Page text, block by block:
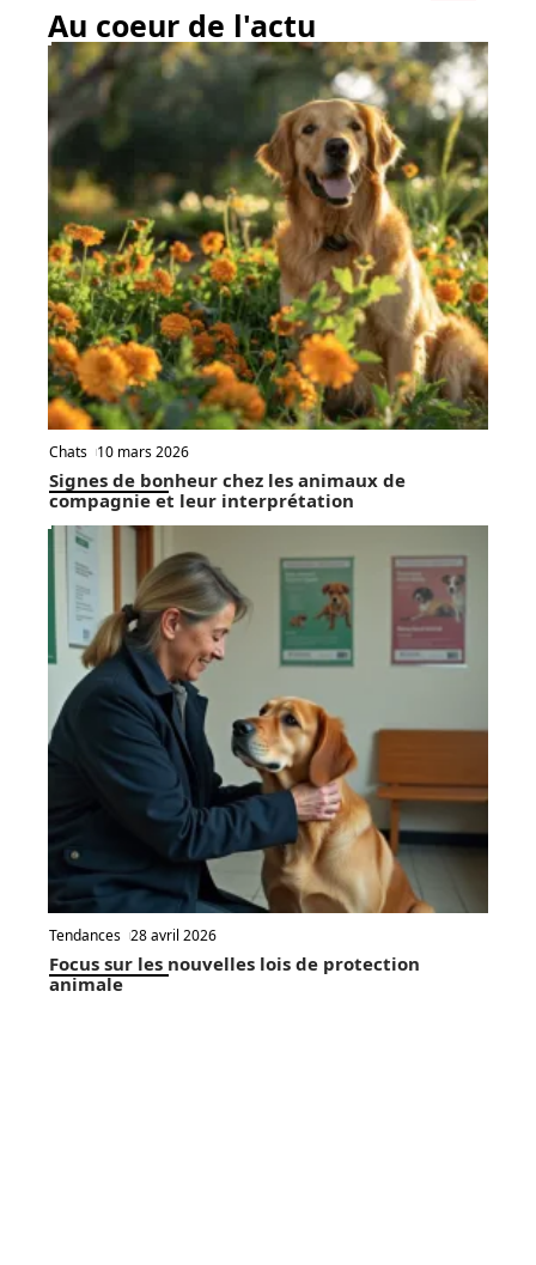
Au coeur de l'actu
Chats 10 mars 2026
Signes de bonheur chez les animaux de
compagnie et leur interprétation
Tendances 28 avril 2026
Focus sur les nouvelles lois de protection
animale